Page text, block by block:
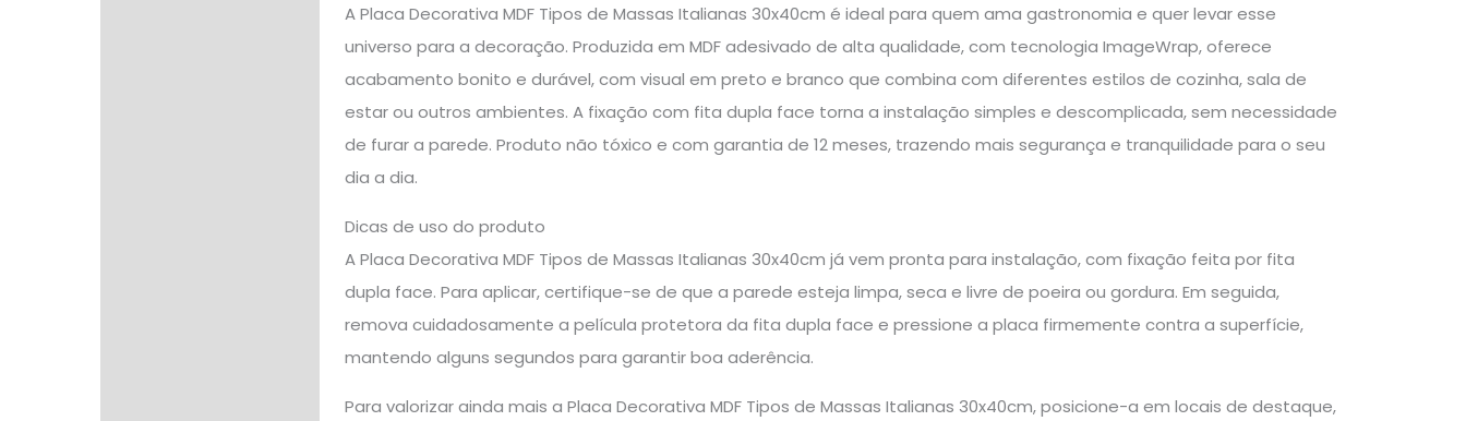
A Placa Decorativa MDF Tipos de Massas Italianas 30x40cm é ideal para quem ama gastronomia e quer levar esse
universo para a decoração. Produzida em MDF adesivado de alta qualidade, com tecnologia ImageWrap, oferece
acabamento bonito e durável, com visual em preto e branco que combina com diferentes estilos de cozinha, sala de
estar ou outros ambientes. A fixação com fita dupla face torna a instalação simples e descomplicada, sem necessidade
de furar a parede. Produto não tóxico e com garantia de 12 meses, trazendo mais segurança e tranquilidade para o seu
dia a dia.
Dicas de uso do produto
A Placa Decorativa MDF Tipos de Massas Italianas 30x40cm já vem pronta para instalação, com fixação feita por fita
dupla face. Para aplicar, certifique-se de que a parede esteja limpa, seca e livre de poeira ou gordura. Em seguida,
remova cuidadosamente a película protetora da fita dupla face e pressione a placa firmemente contra a superfície,
mantendo alguns segundos para garantir boa aderência.
Para valorizar ainda mais a Placa Decorativa MDF Tipos de Massas Italianas 30x40cm, posicione-a em locais de destaque,